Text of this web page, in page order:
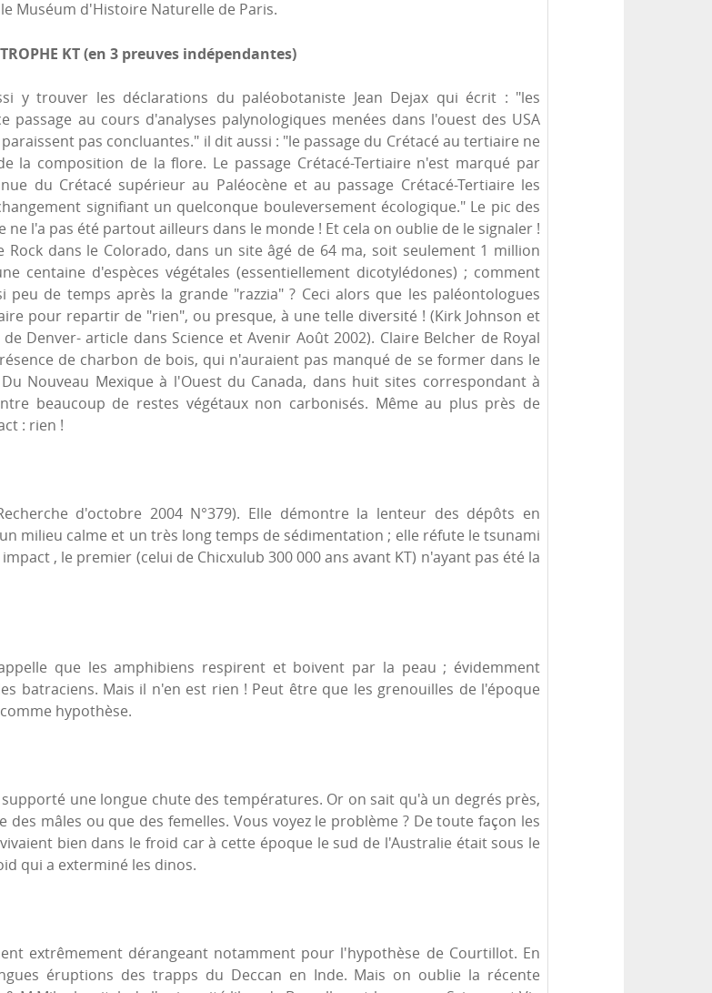
Muséum d'Histoire Naturelle de Paris.
KT (en 3 preuves indépendantes)
y trouver les déclarations du paléobotaniste Jean Dejax qui écrit : "les
passage au cours d'analyses palynologiques menées dans l'ouest des USA
pas concluantes." il dit aussi : "le passage du Crétacé au tertiaire ne
la composition de la flore. Le passage Crétacé-Tertiaire n'est marqué par
du Crétacé supérieur au Paléocène et au passage Crétacé-Tertiaire les
signifiant un quelconque bouleversement écologique." Le pic des
ne l'a pas été partout ailleurs dans le monde ! Et cela on oublie de le signaler !
Rock dans le Colorado, dans un site âgé de 64 ma, soit seulement 1 million
centaine d'espèces végétales (essentiellement dicotylédones) ; comment
de temps après la grande "razzia" ? Ceci alors que les paléontologues
pour repartir de "rien", ou presque, à une telle diversité ! (Kirk Johnson et
Denver- article dans Science et Avenir Août 2002). Claire Belcher de Royal
de charbon de bois, qui n'auraient pas manqué de se former dans le
Nouveau Mexique à l'Ouest du Canada, dans huit sites correspondant à
beaucoup de restes végétaux non carbonisés. Même au plus près de
: rien !
d'octobre 2004 N°379). Elle démontre la lenteur des dépôts en
milieu calme et un très long temps de sédimentation ; elle réfute le tsunami
, le premier (celui de Chicxulub 300 000 ans avant KT) n'ayant pas été la
que les amphibiens respirent et boivent par la peau ; évidemment
batraciens. Mais il n'en est rien ! Peut être que les grenouilles de l'époque
hypothèse.
une longue chute des températures. Or on sait qu'à un degrés près,
mâles ou que des femelles. Vous voyez le problème ? De toute façon les
bien dans le froid car à cette époque le sud de l'Australie était sous le
qui a exterminé les dinos.
extrêmement dérangeant notamment pour l'hypothèse de Courtillot. En
éruptions des trapps du Deccan en Inde. Mais on oublie la récente